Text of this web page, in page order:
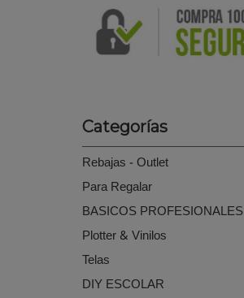
Categorías
Rebajas - Outlet
Para Regalar
BASICOS PROFESIONALES
Plotter & Vinilos
Telas
DIY ESCOLAR